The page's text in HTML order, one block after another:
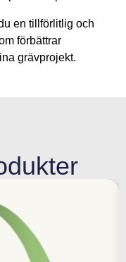
en tillförlitlig och
förbättrar
grävprojekt.